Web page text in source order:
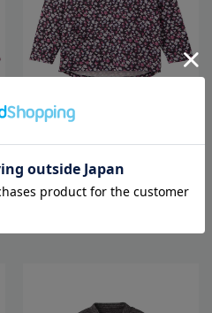
ーＴシャツ13／婦人用／レディース
／高齢者／シニア／ゆったり／のび